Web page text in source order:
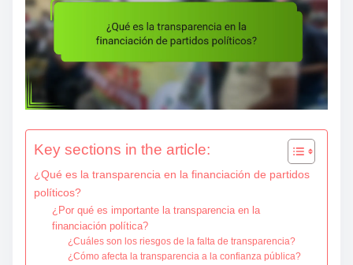
Key sections in the article:
¿Qué es la transparencia en la financiación de partidos
políticos?
¿Por qué es importante la transparencia en la
financiación política?
¿Cuáles son los riesgos de la falta de transparencia?
¿Cómo afecta la transparencia a la confianza pública?